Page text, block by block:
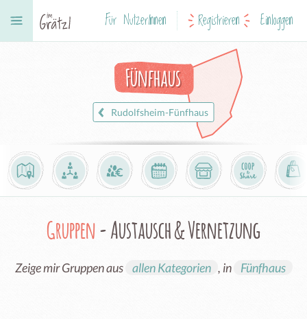
Für NutzerInnen Registrieren Einloggen
Fünfhaus
Rudolfsheim-Fünfhaus
Gruppen- Austausch & Vernetzung
Zeige mir Gruppen aus allen Kategorien , in Fünfhaus